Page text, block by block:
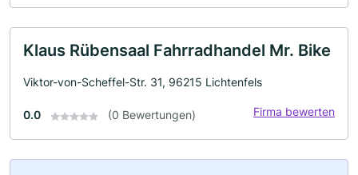
Klaus Rübensaal Fahrradhandel Mr. Bike
Viktor-von-Scheffel-Str. 31, 96215 Lichtenfels
0.0 (0 Bewertungen) Firma bewerten